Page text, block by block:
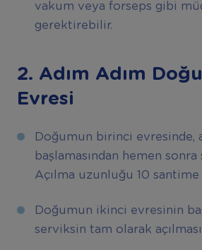
vakum veya forseps gibi
gerektirebilir.
2. Adım Adım
Evresi
Doğumun birinci evresinde,
başlamasından hemen sonra
Açılma uzunluğu 10 santime
Doğumun ikinci evresinin
serviksin tam olarak